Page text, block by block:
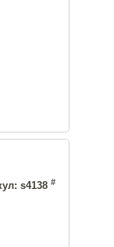
s4138 #